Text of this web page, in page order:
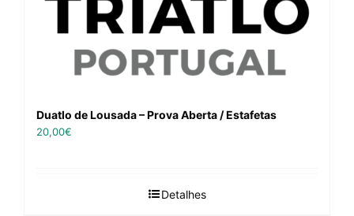
Duatlo de Lousada – Prova Aberta / Estafetas
20,00€
Detalhes